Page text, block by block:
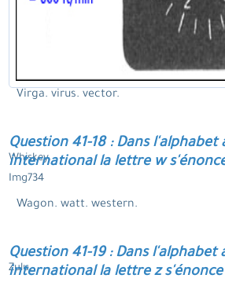
Virga. virus. vector.
Question 41-18 : Dans
international la lettre w
Whiskey.
Img734
Wagon. watt. western.
Question 41-19 : Dans
international la lettre z s'énonce
Zulu.